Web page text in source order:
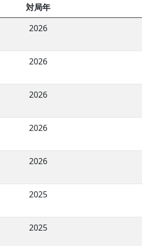
対局年
2026
2026
2026
2026
2026
2025
2025